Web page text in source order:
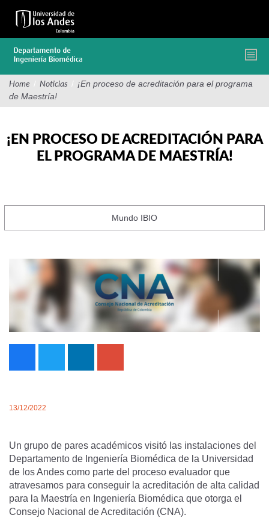
contenido
Home / Noticias / ¡En proceso de acreditación para el programa
de Maestría!
¡EN PROCESO DE ACREDITACIÓN PARA
EL PROGRAMA DE MAESTRÍA!
Mundo IBIO
13/12/2022
Un grupo de pares académicos visitó las instalaciones del
Departamento de Ingeniería Biomédica de la Universidad
de los Andes como parte del proceso evaluador que
atravesamos para conseguir la acreditación de alta calidad
para la Maestría en Ingeniería Biomédica que otorga el
Consejo Nacional de Acreditación (CNA).